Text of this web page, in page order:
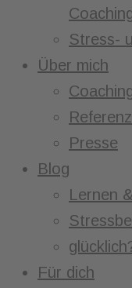
Stress-
Über mich
Presse
Blog
Lernen
Für dich